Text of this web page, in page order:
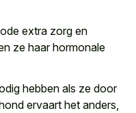
extra zorg en
ze haar hormonale
hebben als ze door
ervaart het anders,